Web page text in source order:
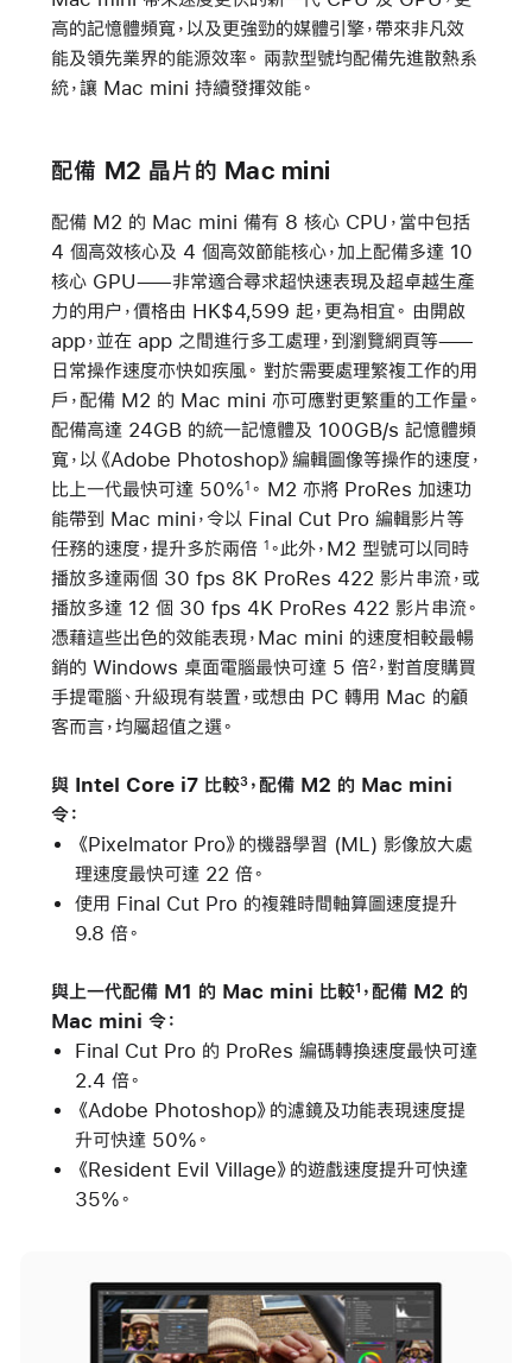
高的記憶體頻寬，以及更強勁的媒體引擎，帶來非凡效
能及領先業界的能源效率。 兩款型號均配備先進散熱系
統，讓 Mac mini 持續發揮效能。
配備 M2 晶片的 Mac mini
配備 M2 的 Mac mini 備有 8 核心 CPU，當中包括
4 個高效核心及 4 個高效節能核心，加上配備多達 10
核心 GPU——非常適合尋求超快速表現及超卓越生產
力的用户，價格由 HK$4,599 起，更為相宜。 由開啟
app，並在 app 之間進行多工處理，到瀏覽網頁等——
日常操作速度亦快如疾風。 對於需要處理繁複工作的用
戶，配備 M2 的 Mac mini 亦可應對更繁重的工作量。
配備高達 24GB 的統一記憶體及 100GB/s 記憶體頻
寬，以《Adobe Photoshop》編輯圖像等操作的速度，
比上一代最快可達 50%1 。 M2 亦將 ProRes 加速功
能帶到 Mac mini，令以 Final Cut Pro 編輯影片等
任務的速度，提升多於兩倍 1 。此外，M2 型號可以同時
播放多達兩個 30 fps 8K ProRes 422 影片串流，或
播放多達 12 個 30 fps 4K ProRes 422 影片串流。
憑藉這些出色的效能表現，Mac mini 的速度相較最暢
銷的 Windows 桌面電腦最快可達 5 倍2，對首度購買
手提電腦、升級現有裝置，或想由 PC 轉用 Mac 的顧
客而言，均屬超值之選。
與 Intel Core i7 比較3，配備 M2 的 Mac mini
令：
《Pixelmator Pro》的機器學習 (ML) 影像放大處
理速度最快可達 22 倍。
使用 Final Cut Pro 的複雜時間軸算圖速度提升
9.8 倍。
與上一代配備 M1 的 Mac mini 比較1 ，配備 M2 的
Mac mini 令：
Final Cut Pro 的 ProRes 編碼轉換速度最快可達
2.4 倍。
《Adobe Photoshop》的濾鏡及功能表現速度提
升可快達 50%。
《Resident Evil Village》的遊戲速度提升可快達
35%。